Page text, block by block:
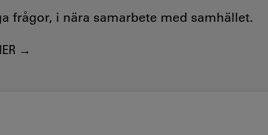
frågor, i nära samarbete med samhället.